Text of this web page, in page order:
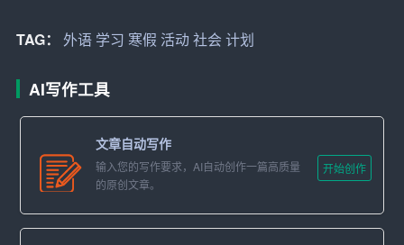
实际应用感。
#体育锻炼
身体健康是实现学术和人生目标的基础。因此，我将每天
安排至少一小时的体育锻炼时间。我打算参加学校的篮球
训练，提高自己的篮球技能，同时也会参加社区的跑步活
泳，以增强体质，提高柔韧性和协调性。
TAG： 外语 学习 寒假 活动 社会 计划
AI写作工具
文章自动写作
输入您的写作要求，AI自动创作一篇高质量
的原创文章。
开始创作